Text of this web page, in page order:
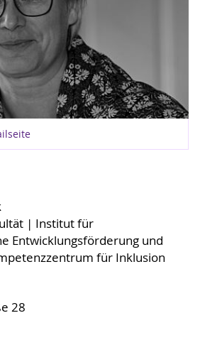
| Institut für
Entwicklungsförderung und
für Inklusion
28